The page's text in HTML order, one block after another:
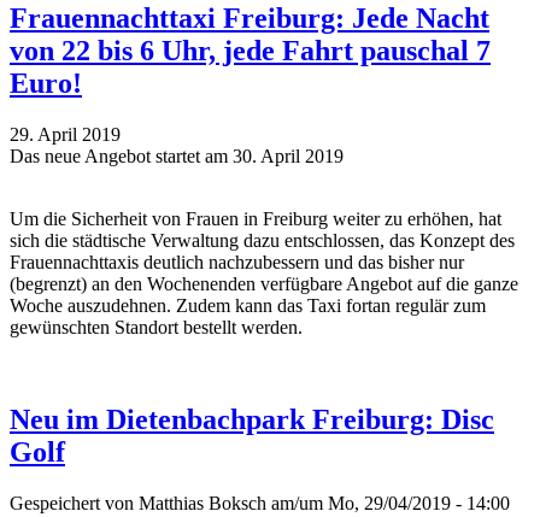
Frauennachttaxi Freiburg: Jede Nacht
von 22 bis 6 Uhr, jede Fahrt pauschal 7
Euro!
29. April 2019
Das neue Angebot startet am 30. April 2019
Um die Sicherheit von Frauen in Freiburg weiter zu erhöhen, hat
sich die städtische Verwaltung dazu entschlossen, das Konzept des
Frauennachttaxis deutlich nachzubessern und das bisher nur
(begrenzt) an den Wochenenden verfügbare Angebot auf die ganze
Woche auszudehnen. Zudem kann das Taxi fortan regulär zum
gewünschten Standort bestellt werden.
Neu im Dietenbachpark Freiburg: Disc
Golf
Gespeichert von Matthias Boksch am/um Mo, 29/04/2019 - 14:00